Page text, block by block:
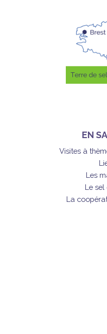
EN
Visites à
Les
Le sel
La